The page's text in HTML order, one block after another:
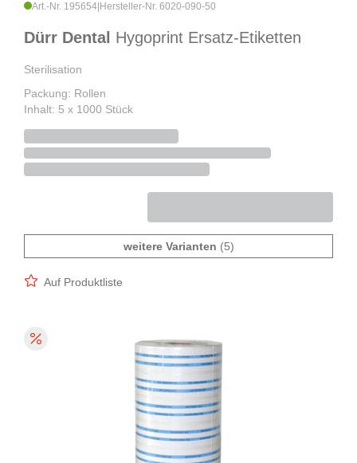
Art.-Nr. 195654 Hersteller-Nr. 6020-090-50
Dürr Dental Hygoprint Ersatz-Etiketten
Sterilisation
Packung: Rollen
Inhalt: 5 x 1000 Stück
weitere Varianten (5)
Auf Produktliste